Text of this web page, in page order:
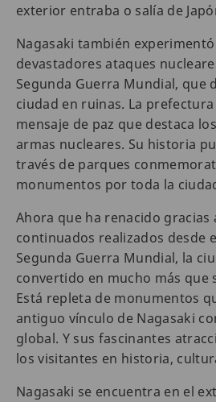
exterior entraba o salía de
Nagasaki también
devastadores ataques
Segunda Guerra Mundial, que
ciudad en ruinas. La
mensaje de paz que destaca
armas nucleares. Su historia
través de parques
monumentos por toda la
Ahora que ha renacido gracias
continuados realizados desde
Segunda Guerra Mundial, la
convertido en mucho más que
Está repleta de monumentos
antiguo vínculo de Nagasaki
global. Y sus fascinantes
los visitantes en historia,
Nagasaki se encuentra en el